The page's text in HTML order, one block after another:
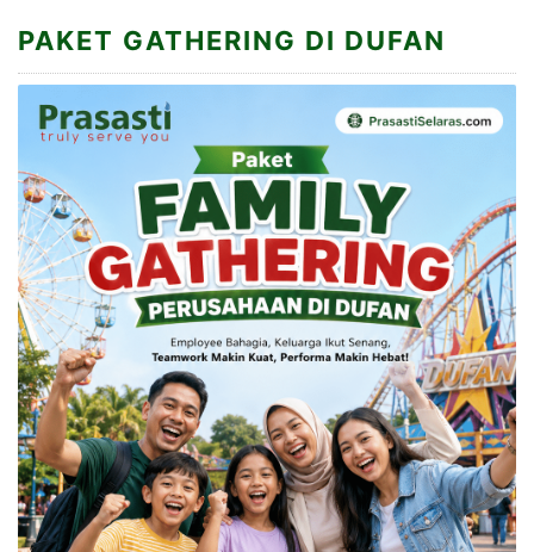
PAKET GATHERING DI DUFAN